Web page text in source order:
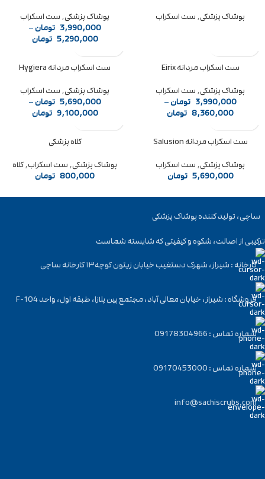
پوشاک پزشکی, ست اسکراب
پوشاک پزشکی, ست اسکراب
3,990,000 تومان–
5,290,000 تومان
ست اسکراب مردانه Eirix
پوشاک پزشکی, ست اسکراب
3,990,000 تومان–
8,360,000 تومان
ست اسکراب مردانه Hygiera
پوشاک پزشکی, ست اسکراب
5,690,000 تومان–
9,100,000 تومان
ست اسکراب مردانه Salusion
پوشاک پزشکی, ست اسکراب
5,690,000 تومان
کلاه پزشکی
پوشاک پزشکی, ست اسکراب,کلاه
800,000 تومان
ساچی، تولید کننده پوشاک پزشکی
ترکیبی از اصالت، شکوه و کیفیتی که شایسته شماست
کارخانه : شیراز، شهرک دستغیب خیابان زیتون کوچه۱۳ کارخانه ساچی
فروشگاه : شیراز، خیابان معالی آباد، مجتمع پین پلازا، طبقه اول، واحد F-104
شماره تماس : 09178304966
شماره تماس : 09170453000
info@sachiscrubs.com